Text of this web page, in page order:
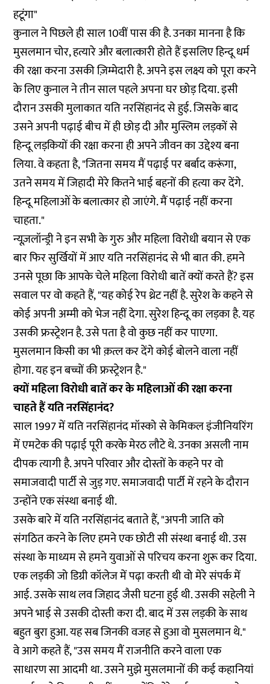
हटूंगा"
कुनाल ने पिछले ही साल 10वीं पास की है. उनका मानना है कि
मुसलमान चोर, हत्यारे और बलात्कारी होते हैं इसलिए हिन्दू धर्म
की रक्षा करना उसकी ज़िम्मेदारी है. अपने इस लक्ष्य को पूरा करने
के लिए कुनाल ने तीन साल पहले अपना घर छोड़ दिया. इसी
दौरान उसकी मुलाकात यति नरसिंहानंद से हुई. जिसके बाद
उसने अपनी पढ़ाई बीच में ही छोड़ दी और मुस्लिम लड़कों से
हिन्दू लड़कियों की रक्षा करना ही अपने जीवन का उद्देश्य बना
लिया. वे कहता है, "जितना समय मैं पढ़ाई पर बर्बाद करूंगा,
उतने समय में जिहादी मेरे कितने भाई बहनों की हत्या कर देंगे.
हिन्दू महिलाओं के बलात्कार हो जाएंगे. मैं पढ़ाई नहीं करना
चाहता."
न्यूज़लॉन्ड्री ने इन सभी के गुरु और महिला विरोधी बयान से एक
बार फिर सुर्खियों में आए यति नरसिंहानंद से भी बात की. हमने
उनसे पूछा कि आपके चेले महिला विरोधी बातें क्यों करते हैं? इस
सवाल पर वो कहते हैं, "यह कोई रेप थ्रेट नहीं है. सुरेश के कहने से
कोई अपनी अम्मी को भेज नहीं देगा. सुरेश हिन्दू का लड़का है. यह
उसकी फ्रस्ट्रेशन है. उसे पता है वो कुछ नहीं कर पाएगा.
मुसलमान किसी का भी क़त्ल कर देंगे कोई बोलने वाला नहीं
होगा. यह इन बच्चों की फ्रस्ट्रेशन है."
क्यों महिला विरोधी बातें कर के महिलाओं की रक्षा करना
चाहते हैं यति नरसिंहानंद?
साल 1997 में यति नरसिंहानंद मॉस्को से केमिकल इंजीनियरिंग
में एमटेक की पढ़ाई पूरी करके मेरठ लौटे थे. उनका असली नाम
दीपक त्यागी है. अपने परिवार और दोस्तों के कहने पर वो
समाजवादी पार्टी से जुड़ गए. समाजवादी पार्टी में रहने के दौरान
उन्होंने एक संस्था बनाई थी.
उसके बारे में यति नरसिंहानंद बताते हैं, "अपनी जाति को
संगठित करने के लिए हमने एक छोटी सी संस्था बनाई थी. उस
संस्था के माध्यम से हमने युवाओं से परिचय करना शुरू कर दिया.
एक लड़की जो डिग्री कॉलेज में पढ़ा करती थी वो मेरे संपर्क में
आई. उसके साथ लव जिहाद जैसी घटना हुई थी. उसकी सहेली ने
अपने भाई से उसकी दोस्ती करा दी. बाद में उस लड़की के साथ
बहुत बुरा हुआ. यह सब जिनकी वजह से हुआ वो मुसलमान थे."
वे आगे कहते हैं, "उस समय मैं राजनीति करने वाला एक
साधारण सा आदमी था. उसने मुझे मुसलमानों की कई कहानियां